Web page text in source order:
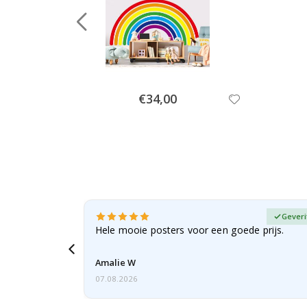
Special
Price
€34,00
Hele mooie posters voor een goede prijs.
Amalie W
07.08.2026